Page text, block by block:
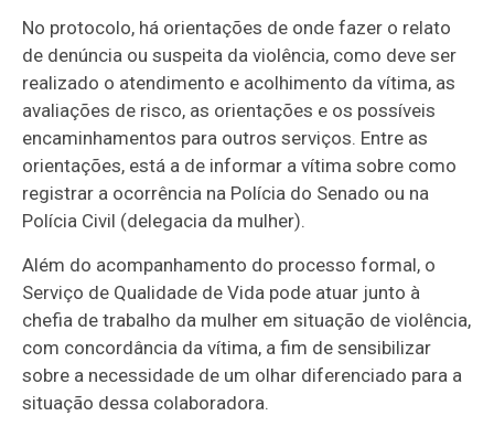
No protocolo, há orientações de onde fazer o relato
de denúncia ou suspeita da violência, como deve ser
realizado o atendimento e acolhimento da vítima, as
avaliações de risco, as orientações e os possíveis
encaminhamentos para outros serviços. Entre as
orientações, está a de informar a vítima sobre como
registrar a ocorrência na Polícia do Senado ou na
Polícia Civil (delegacia da mulher).
Além do acompanhamento do processo formal, o
Serviço de Qualidade de Vida pode atuar junto à
chefia de trabalho da mulher em situação de violência,
com concordância da vítima, a fim de sensibilizar
sobre a necessidade de um olhar diferenciado para a
situação dessa colaboradora.